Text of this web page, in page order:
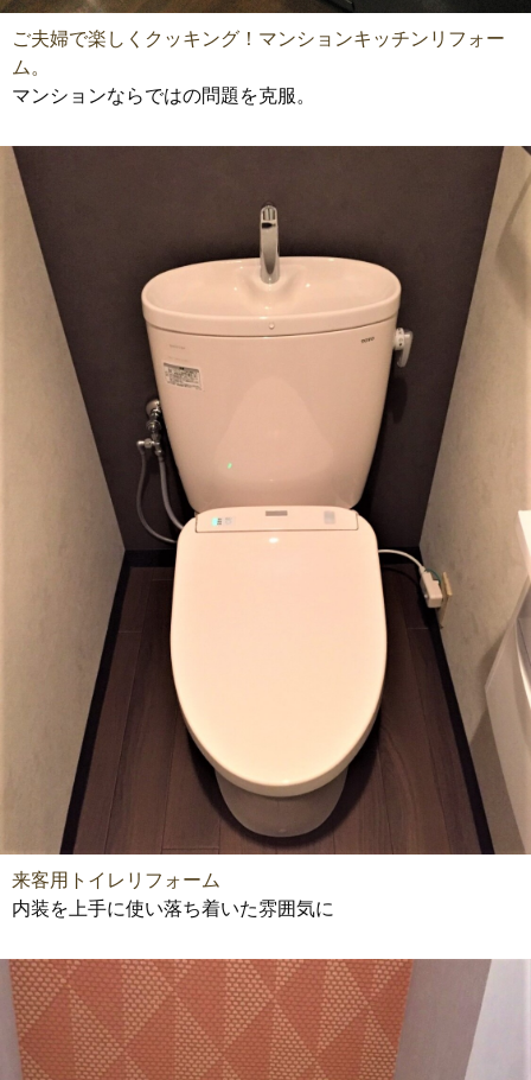
ご夫婦で楽しくクッキング！マンションキッチンリフォー
ム。
マンションならではの問題を克服。
来客用トイレリフォーム
内装を上手に使い落ち着いた雰囲気に